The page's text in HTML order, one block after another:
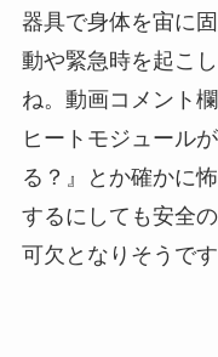
器具で身体を宙に
動や緊急時を起こ
ね。動画コメント
ヒートモジュール
る？』とか確かに
するにしても安全
可欠となりそうです